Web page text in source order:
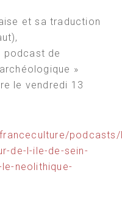
et sa traduction
podcast de
»
le vendredi 13
de-l-ile-de-sein-
neolithique-